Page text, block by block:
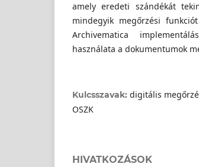
amely eredeti szándékát
mindegyik megőrzési
Archivematica
használata a dokumentumok
Kulcsszavak: digitális
OSZK
HIVATKOZÁSOK